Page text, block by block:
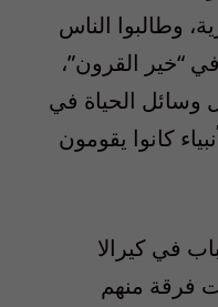
وطالبوا الناس
في “خير القرون”،
وسائل الحياة في
كانوا يقومون
في كيرالا
فرقة منهم